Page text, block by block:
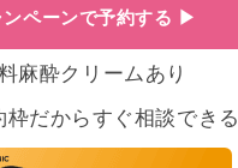
ンペーンで予約する ▶
麻酔クリームあり
枠だからすぐ相談できる